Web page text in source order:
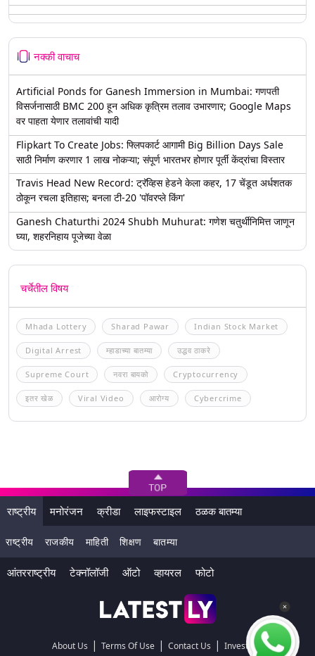
नक्की वाचाच
Artificial Ponds for Ganesh Immersion in Mumbai: गणपती
विसर्जनासाठी BMC 200 हून अधिक कृत्रिम तलाव उभारणार; Google Maps
वर पाहता येणार तलावांची यादी
Flipkart To Create Jobs: फ्लिपकार्ट आगामी Big Billion Days Sale
साठी निर्माण करणार 1 लाख नोकऱ्या; संपूर्ण भारतभर होणार पूर्ती केंद्रांचा विस्तार
Travis Head New Record: ट्रॅव्हिस हेडने केला कहर, 17 चेंडूत अर्धशतक
ठोकून रचला इतिहास; बनला टी-20 'पॉवरप्ले किंग'
Ganesh Chaturthi 2024 Shubh Muhurat: गणेश चतुर्थीनिमित्त जाणून
घ्या, शहरनिहाय पूजेच्या वेळा
चर्चेतील विषय
Mhada Lottery Sharad Pawar Indian Stock Market
Digital Arrest म्हाडाच्या बातम्या उद्धव ठाकरे
Supreme Court नवरा बायको Cryptocurrency
इतर खेळ Viral Video आरोग्य Cybercrime
राष्ट्रीय मनोरंजन क्रीडा लाइफस्टाइल ठळक बातम्या
राष्ट्रीय राजकीय माहिती शिक्षण बातम्या
आंतरराष्ट्रीय टेक्नॉलॉजी ऑटो व्हायरल फोटो
About Us | Terms Of Use | Contact Us | Investors